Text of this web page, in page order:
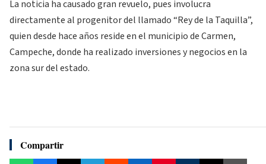
La noticia ha causado gran revuelo, pues involucra
directamente al progenitor del llamado “Rey de la Taquilla”,
quien desde hace años reside en el municipio de Carmen,
Campeche, donde ha realizado inversiones y negocios en la
zona sur del estado.
Compartir